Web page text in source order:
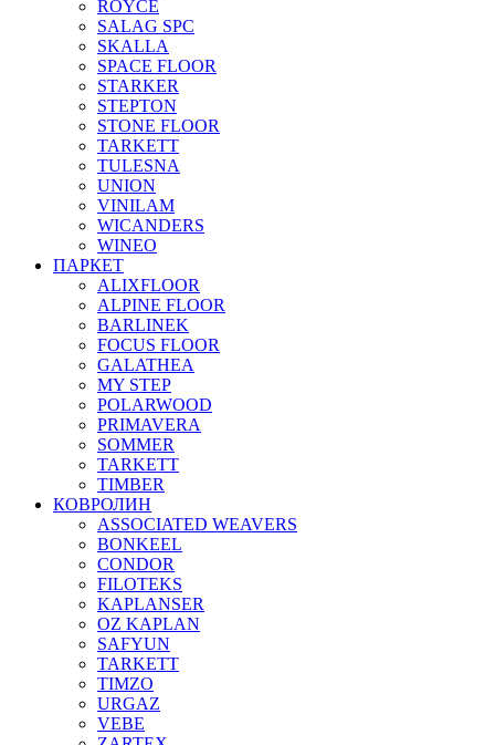
ROYCE
SALAG SPC
SKALLA
SPACE FLOOR
STARKER
STEPTON
STONE FLOOR
TARKETT
TULESNA
UNION
VINILAM
WICANDERS
WINEO
ПАРКЕТ
ALIXFLOOR
ALPINE FLOOR
BARLINEK
FOCUS FLOOR
GALATHEA
MY STEP
POLARWOOD
PRIMAVERA
SOMMER
TARKETT
TIMBER
КОВРОЛИН
ASSOCIATED WEAVERS
BONKEEL
CONDOR
FILOTEKS
KAPLANSER
OZ KAPLAN
SAFYUN
TARKETT
TIMZO
URGAZ
VEBE